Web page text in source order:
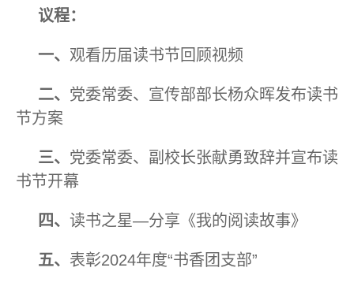
议程：
一、 观看历届读书节回顾视频
二、 党委常委、宣传部部长杨众晖发布读书
节方案
三、 党委常委、副校长张献勇致辞并宣布读
书节开幕
四、 读书之星—分享《我的阅读故事》
五、 表彰2024年度“书香团支部”